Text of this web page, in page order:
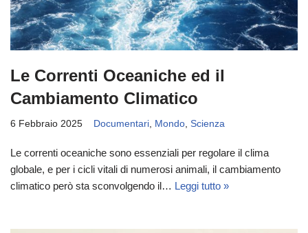
Le Correnti Oceaniche ed il
Cambiamento Climatico
6 Febbraio 2025 Documentari Mondo Scienza
Le correnti oceaniche sono essenziali per regolare il clima
globale, e per i cicli vitali di numerosi animali, il cambiamento
climatico però sta sconvolgendo il… Leggi tutto »